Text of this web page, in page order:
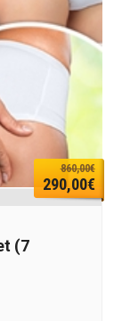
860,00€
290,00€
(7